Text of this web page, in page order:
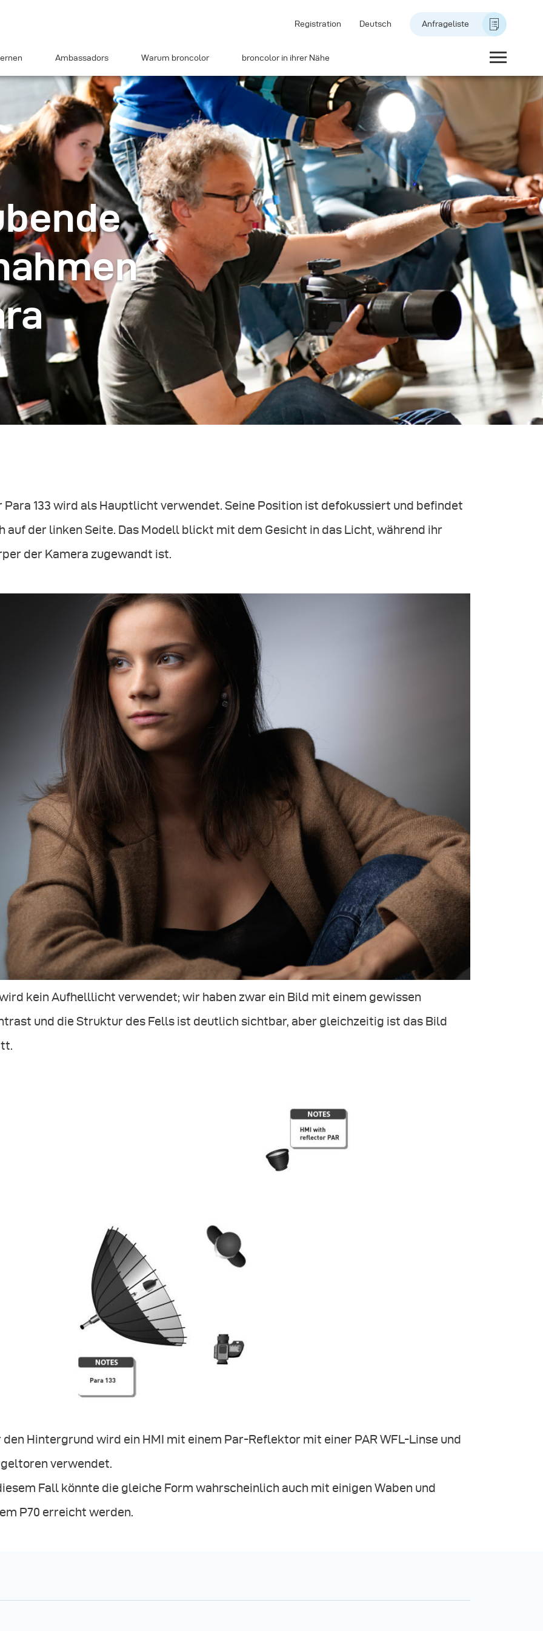
Registration Deutsch Anfrageliste
Ambassadors Warum broncolor broncolor in ihrer Nähe
Para 133 wird als Hauptlicht verwendet. Seine Position ist defokussiert und befindet
auf der linken Seite. Das Modell blickt mit dem Gesicht in das Licht, während ihr
der Kamera zugewandt ist.
kein Aufhelllicht verwendet; wir haben zwar ein Bild mit einem gewissen
und die Struktur des Fells ist deutlich sichtbar, aber gleichzeitig ist das Bild
den Hintergrund wird ein HMI mit einem Par-Reflektor mit einer PAR WFL-Linse und
verwendet.
Fall könnte die gleiche Form wahrscheinlich auch mit einigen Waben und
P70 erreicht werden.